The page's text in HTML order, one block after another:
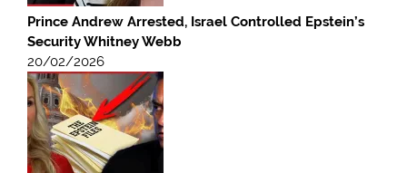
Prince Andrew Arrested, Israel Controlled Epstein’s
Security Whitney Webb
20/02/2026